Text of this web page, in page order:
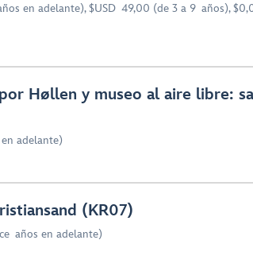
en adelante), $USD 49,00 (de 3 a 9 años),
Høllen y museo al aire libre:
adelante)
(KR07)
años en adelante)